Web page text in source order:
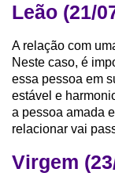
Leão (21/
A relação com
Neste caso, é
essa pessoa em
estável e
a pessoa amada
relacionar vai
Virgem